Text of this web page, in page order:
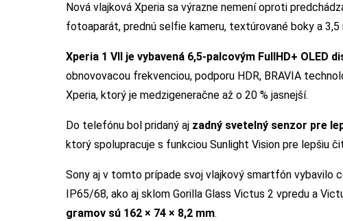
Nová vlajková Xperia sa výrazne nemení oproti
fotoaparát, prednú selfie kameru, textúrované boky a 3,5
Xperia 1 VII je vybavená 6,5-palcovým FullHD+ OLED
obnovovacou frekvenciou, podporu HDR, BRAVIA
Xperia, ktorý je medzigeneračne až o 20 % jasnejší.
Do telefónu bol pridaný aj zadný svetelný senzor pre
ktorý spolupracuje s funkciou Sunlight Vision pre lepšiu
Sony aj v tomto prípade svoj vlajkový smartfón vybavilo
IP65/68, ako aj sklom Gorilla Glass Victus 2 vpredu a
gramov sú 162 × 74 × 8,2 mm.